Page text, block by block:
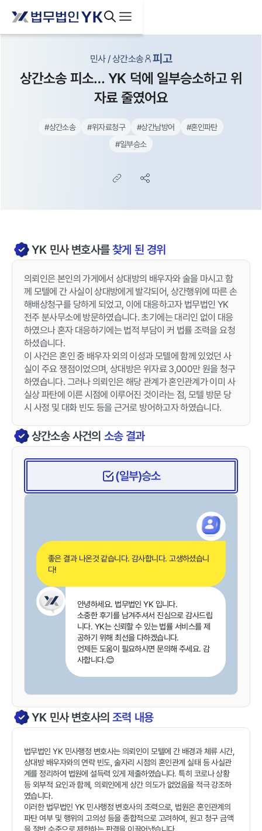
민사 / 상간소송 피고
상간소송 피소… YK 덕에 일부승소하고 위
자료 줄였어요
#상간소송 #위자료청구 #상간남방어 #혼인파탄
#일부승소
YK 민사변호사를찾게 된 경위
의뢰인은 본인의 가게에서 상대방의 배우자와 술을 마시고 함
께 모텔에 간 사실이 상대방에게 발각되어, 상간행위에 따른 손
해배상청구를 당하게 되었고, 이에 대응하고자 법무법인 YK
전주 분사무소에 방문하였습니다. 초기에는 대리인 없이 대응
하였으나 혼자 대응하기에는 법적 부담이 커 법률 조력을 요청
하셨습니다.
이 사건은 혼인 중 배우자 외의 이성과 모텔에 함께 있었던 사
실이 주요 쟁점이었으며, 상대방은 위자료 3,000만 원을 청구
하였습니다. 그러나 의뢰인은 해당 관계가 혼인관계가 이미 사
실상 파탄에 이른 시점에 이루어진 것이라는 점, 모텔 방문 당
시 사정 및 대화 빈도 등을 근거로 방어하고자 하였습니다.
상간소송사건의 소송 결과
(일부)승소
좋은 결과 나온것 같습니다. 감사합니다. 고생하셨습니
다!
안녕하세요. 법무법인 YK 입니다.
소중한 후기를 남겨주셔서 진심으로 감사드립
니다. YK는 신뢰할 수 있는 법률 서비스를 제
공하기 위해 최선을 다하겠습니다.
언제든 도움이 필요하시면 문의해 주세요. 감
사합니다.😊
YK 민사변호사의조력 내용
법무법인 YK 민사행정 변호사는 의뢰인이 모텔에 간 배경과 체류 시간,
상대방 배우자와의 연락 빈도, 술자리 시점의 혼인관계 실태 등 사실관
계를 정리하여 법원에 설득력 있게 제출하였습니다. 특히 코로나 상황
등 외부적 요인과 함께, 의뢰인에게 상간 의도가 없었음을 적극 강조하
였습니다.
이러한 법무법인 YK 민사행정 변호사의 조력으로, 법원은 혼인관계의
파탄 여부 및 행위의 고의성 등을 종합적으로 고려하여, 원고 청구 금액